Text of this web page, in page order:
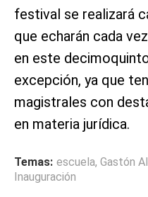
festival se realizará
que echarán cada
en este
excepción, ya que
magistrales con
en materia jurídica.
Temas: escuela, Gastón
Inauguración